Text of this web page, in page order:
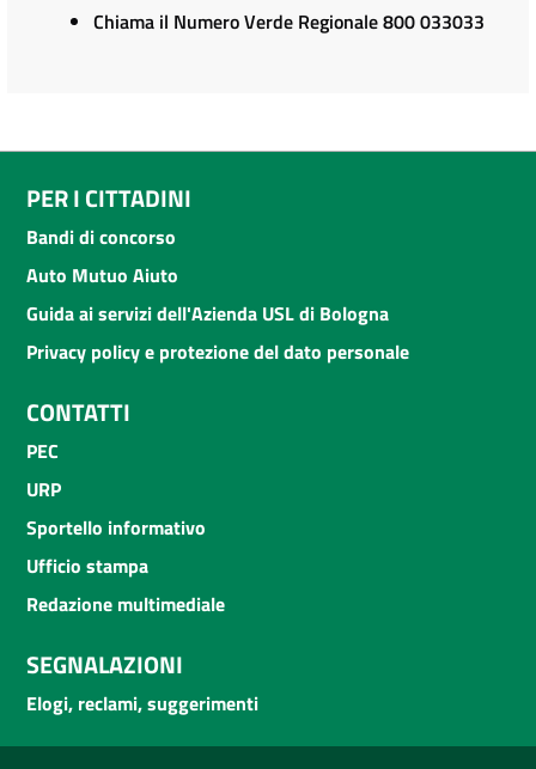
Chiama il Numero Verde Regionale 800 033033
PER I CITTADINI
Bandi di concorso
Auto Mutuo Aiuto
Guida ai servizi dell'Azienda USL di Bologna
Privacy policy e protezione del dato personale
CONTATTI
PEC
URP
Sportello informativo
Ufficio stampa
Redazione multimediale
SEGNALAZIONI
Elogi, reclami, suggerimenti